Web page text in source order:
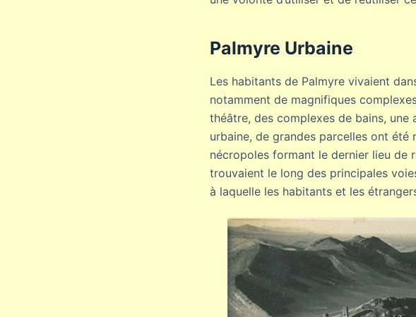
Palmyre Urbaine
Les habitants de Palmyre vivaient
notamment de magnifiques
théâtre, des complexes de bains,
urbaine, de grandes parcelles ont
nécropoles formant le dernier lieu de
trouvaient le long des principales
à laquelle les habitants et les